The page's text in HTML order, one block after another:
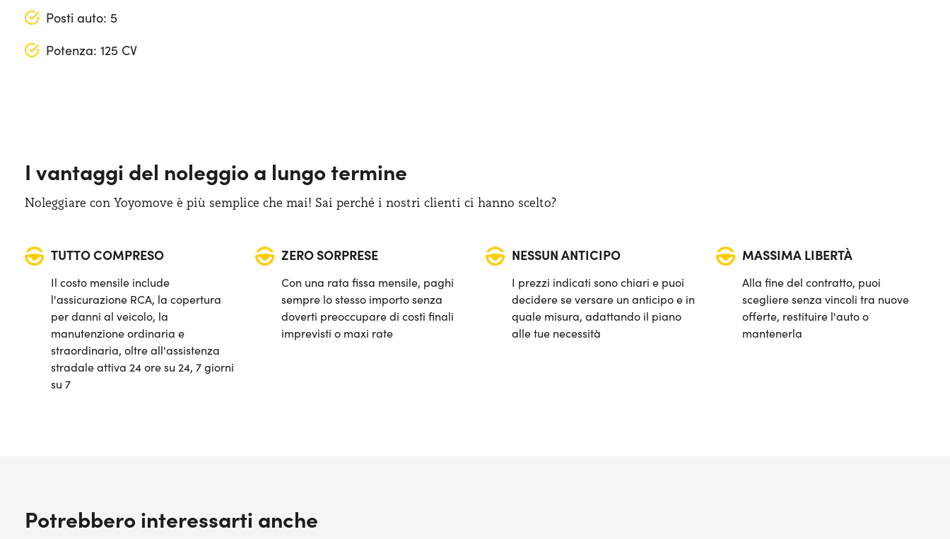
Posti auto: 5
Potenza: 125 CV
Cruise control
Display touchscreen da 12"
Sensori di parcheggio posteriori
Sensori pioggia
Telecamera posteriore di parcheggio
Vetri posteriori e lunotto oscurati
Bagagliaio (max): 1216 lt
Bagagliaio (min): 456 lt
I vantaggi del noleggio a lungo termine
Noleggiare con Yoyomove è più semplice che mai! Sai perché i nostri clienti ci hanno scelto?
TUTTO COMPRESO
Il costo mensile include
l'assicurazione RCA, la copertura
per danni al veicolo, la
manutenzione ordinaria e
straordinaria, oltre all'assistenza
stradale attiva 24 ore su 24, 7 giorni
su 7
ZERO SORPRESE
Con una rata fissa mensile, paghi
sempre lo stesso importo senza
doverti preoccupare di costi finali
imprevisti o maxi rate
NESSUN ANTICIPO
I prezzi indicati sono chiari e puoi
decidere se versare un anticipo e in
quale misura, adattando il piano
alle tue necessità
MASSIMA LIBERTÀ
Alla fine del contratto, puoi
scegliere senza vincoli tra nuove
offerte, restituire l'auto o
mantenerla
Potrebbero interessarti anche